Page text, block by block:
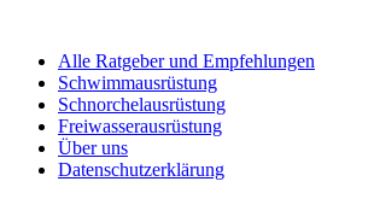
Alle Ratgeber und Empfehlungen
Schwimmausrüstung
Schnorchelausrüstung
Freiwasserausrüstung
Über uns
Datenschutzerklärung